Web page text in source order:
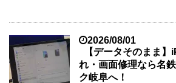
2026/08/01
【データそのまま
れ・画面修理なら名
ク岐阜へ！